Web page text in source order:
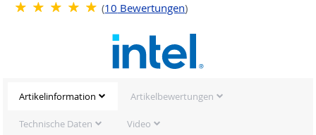
(10 Bewertungen)
Artikelinformation Artikelbewertungen
Technische Daten Video